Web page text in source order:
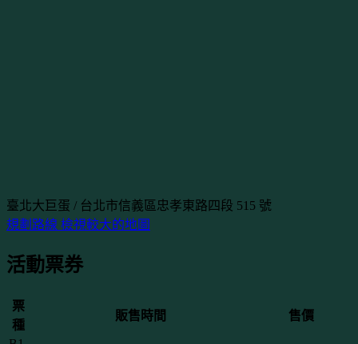
臺北大巨蛋 / 台北市信義區忠孝東路四段 515 號
規劃路線 檢視較大的地圖
活動票券
票
種
販售時間 售價